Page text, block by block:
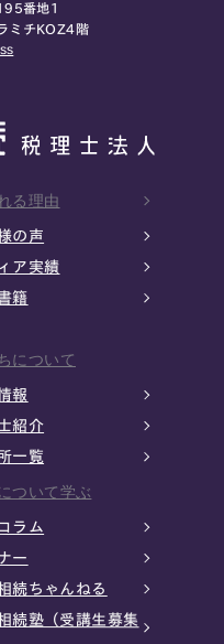
番地1
ミチKOZ4階
る理由
の声
ア実績
籍
について
報
紹介
一覧
ついて学ぶ
ラム
ー
続ちゃんねる
続塾（受講生募集